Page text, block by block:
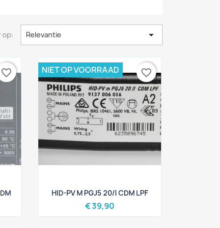
op: Relevantie 
favorite_border
Snel bekijken
HID-PV M PGJ5 20/I CDM LPF
€ 39,90
NIET OP VOORRAAD favorite_border